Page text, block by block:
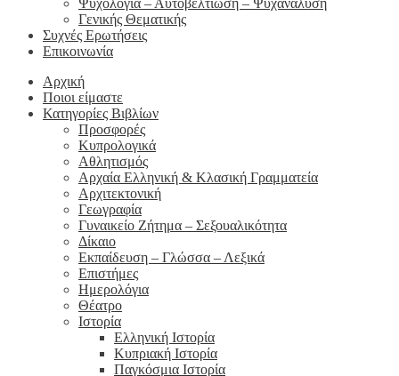
Ψυχολογία – Αυτοβελτίωση – Ψυχανάλυση
Γενικής Θεματικής
Συχνές Ερωτήσεις
Επικοινωνία
Αρχική
Ποιοι είμαστε
Κατηγορίες Βιβλίων
Προσφορές
Κυπρολογικά
Αθλητισμός
Αρχαία Ελληνική & Κλασική Γραμματεία
Αρχιτεκτονική
Γεωγραφία
Γυναικείο Ζήτημα – Σεξουαλικότητα
Δίκαιο
Εκπαίδευση – Γλώσσα – Λεξικά
Επιστήμες
Ημερολόγια
Θέατρο
Ιστορία
Ελληνική Ιστορία
Κυπριακή Ιστορία
Παγκόσμια Ιστορία